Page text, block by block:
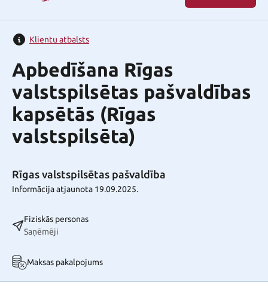
Klientu atbalsts
Apbedīšana Rīgas
valstspilsētas pašvaldības
kapsētās (Rīgas
valstspilsēta)
Rīgas valstspilsētas pašvaldība
Informācija atjaunota 19.09.2025.
Fiziskās personas
Saņēmēji
Maksas pakalpojums